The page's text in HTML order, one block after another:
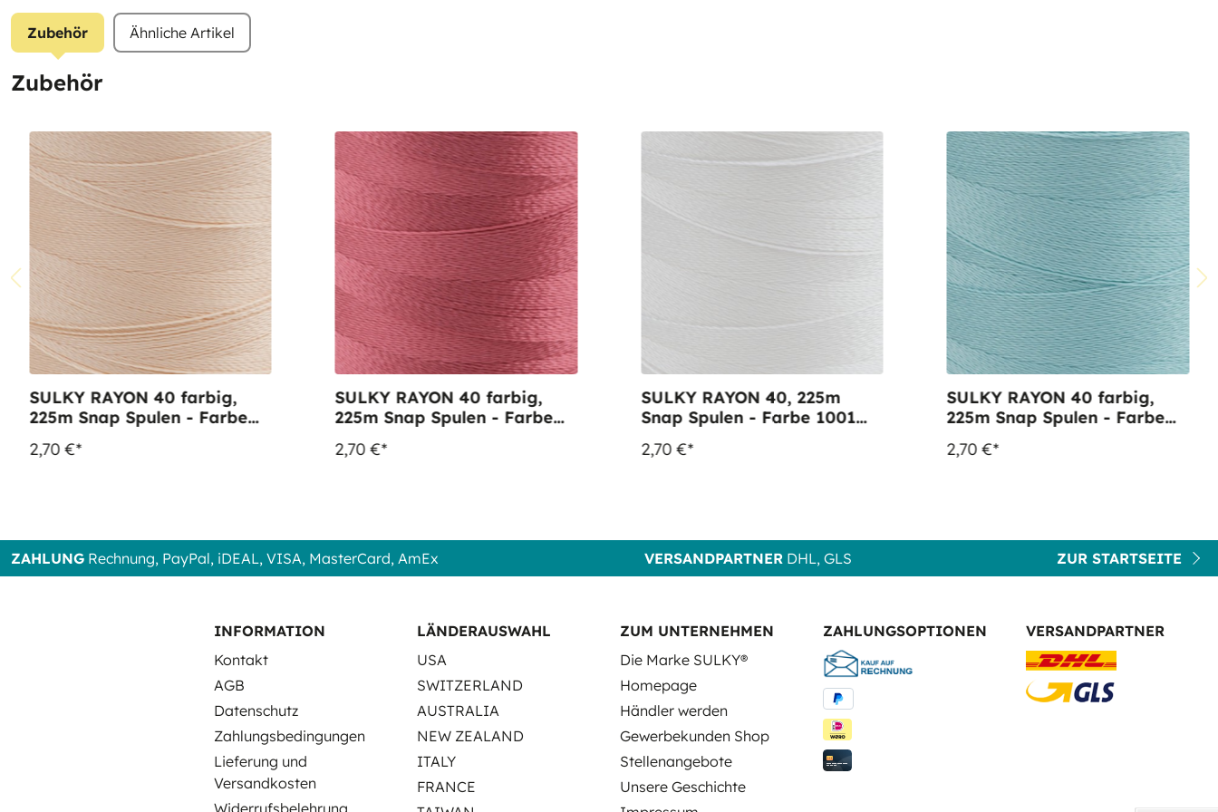
Zubehör Ähnliche Artikel
Zubehör
SULKY RAYON 40 farbig,
225m Snap Spulen - Farbe
2,70 €*
SULKY RAYON 40 farbig,
225m Snap Spulen - Farbe
2,70 €*
SULKY RAYON 40, 225m
Snap Spulen - Farbe 1001
2,70 €*
SULKY RAYON 40 farbig,
225m Snap Spulen - Farbe
2,70 €*
ZAHLUNG Rechnung, PayPal, iDEAL, VISA, MasterCard, AmEx VERSANDPARTNER DHL, GLS ZUR STARTSEITE
INFORMATION
Kontakt
AGB
Datenschutz
Zahlungsbedingungen
Lieferung und
Versandkosten
Widerrufsbelehrung
LÄNDERAUSWAHL
USA
SWITZERLAND
AUSTRALIA
NEW ZEALAND
ITALY
FRANCE
ZUM UNTERNEHMEN
Die Marke SULKY®
Homepage
Händler werden
Gewerbekunden Shop
Stellenangebote
Unsere Geschichte
ZAHLUNGSOPTIONEN VERSANDPARTNER